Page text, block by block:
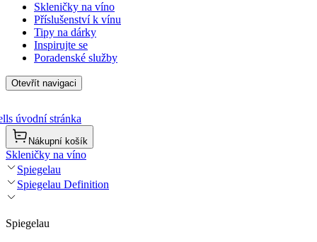
Skleničky na víno
Příslušenství k vínu
Tipy na dárky
Inspirujte se
Poradenské služby
Otevřít navigaci
úvodní stránka
Nákupní košík
Skleničky na víno
Spiegelau
Spiegelau Definition
Spiegelau